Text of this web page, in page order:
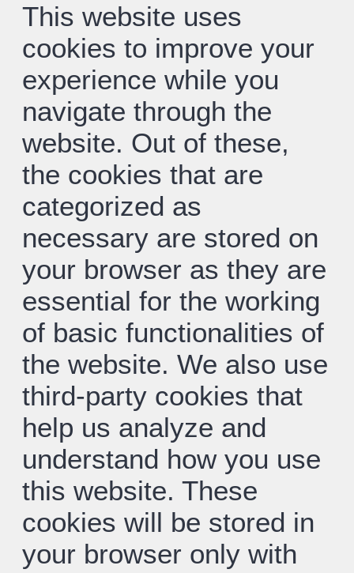
This website uses
cookies to improve your
experience while you
navigate through the
website. Out of these,
the cookies that are
categorized as
necessary are stored on
your browser as they are
essential for the working
of basic functionalities of
the website. We also use
third-party cookies that
help us analyze and
understand how you use
this website. These
cookies will be stored in
your browser only with